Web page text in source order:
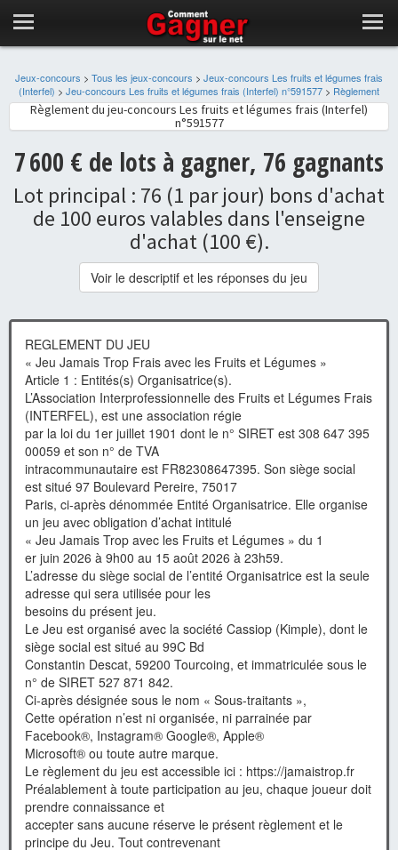
Jeux-concours > Tous les jeux-concours > Jeux-concours Les fruits et légumes frais
(Interfel) > Jeu-concours Les fruits et légumes frais (Interfel) n°591577 > Règlement
Règlement du jeu-concours Les fruits et légumes frais (Interfel)
n°591577
7 600 € de lots à gagner, 76 gagnants
Lot principal : 76 (1 par jour) bons d'achat
de 100 euros valables dans l'enseigne
d'achat (100 €).
Voir le descriptif et les réponses du jeu
REGLEMENT DU JEU
« Jeu Jamais Trop Frais avec les Fruits et Légumes »
Article 1 : Entités(s) Organisatrice(s).
L’Association Interprofessionnelle des Fruits et Légumes Frais
(INTERFEL), est une association régie
par la loi du 1er juillet 1901 dont le n° SIRET est 308 647 395
00059 et son n° de TVA
intracommunautaire est FR82308647395. Son siège social
est situé 97 Boulevard Pereire, 75017
Paris, ci-après dénommée Entité Organisatrice. Elle organise
un jeu avec obligation d’achat intitulé
« Jeu Jamais Trop avec les Fruits et Légumes » du 1
er juin 2026 à 9h00 au 15 août 2026 à 23h59.
L’adresse du siège social de l’entité Organisatrice est la seule
adresse qui sera utilisée pour les
besoins du présent jeu.
Le Jeu est organisé avec la société Cassiop (Kimple), dont le
siège social est situé au 99C Bd
Constantin Descat, 59200 Tourcoing, et immatriculée sous le
n° de SIRET 527 871 842.
Ci-après désignée sous le nom « Sous-traitants »,
Cette opération n’est ni organisée, ni parrainée par
Facebook®, Instagram® Google®, Apple®
Microsoft® ou toute autre marque.
Le règlement du jeu est accessible ici : https://jamaistrop.fr
Préalablement à toute participation au jeu, chaque joueur doit
prendre connaissance et
accepter sans aucune réserve le présent règlement et le
principe du Jeu. Tout contrevenant